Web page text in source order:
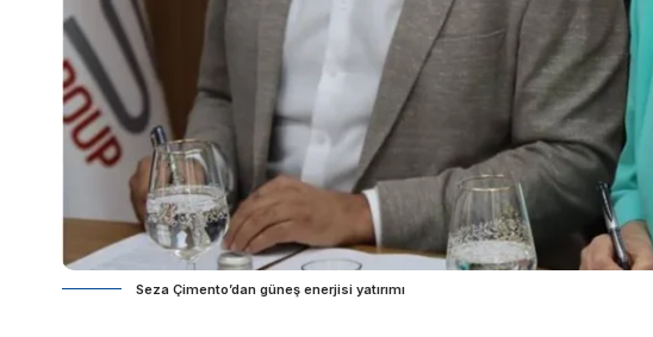
Seza Çimento’dan güneş enerjisi yatırımı